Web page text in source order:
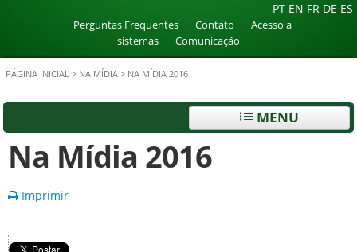
PT EN FR DE ES
Perguntas Frequentes Contato
Acesso a
sistemas
Comunicação
PÁGINA INICIAL > NA MÍDIA > NA MÍDIA 2016
MENU
Na Mídia 2016
Imprimir